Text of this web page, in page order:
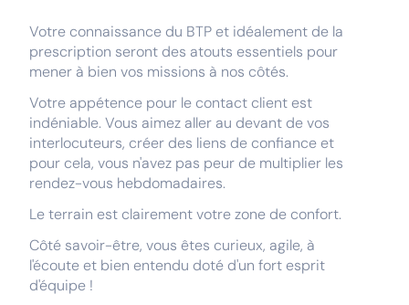
Votre connaissance du BTP et idéalement de la
prescription seront des atouts essentiels pour
mener à bien vos missions à nos côtés.
Votre appétence pour le contact client est
indéniable. Vous aimez aller au devant de vos
interlocuteurs, créer des liens de confiance et
pour cela, vous n'avez pas peur de multiplier les
rendez-vous hebdomadaires.
Le terrain est clairement votre zone de confort.
Côté savoir-être, vous êtes curieux, agile, à
l'écoute et bien entendu doté d'un fort esprit
d'équipe !